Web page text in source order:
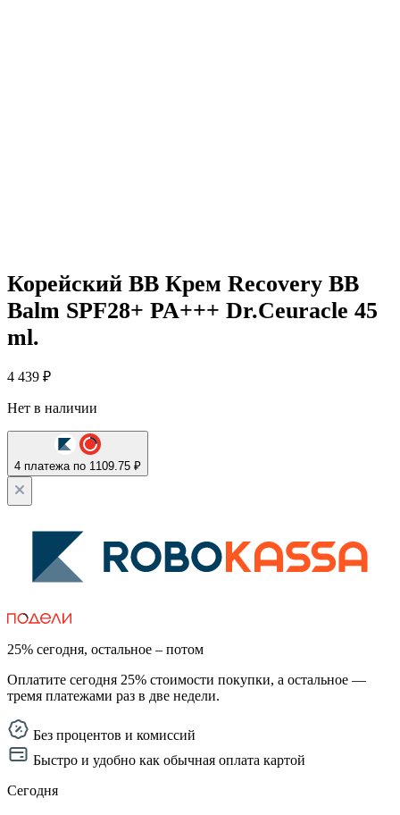
Корейский BB Крем Recovery BB
Balm SPF28+ PA+++ Dr.Ceuracle 45
ml.
4 439 ₽
Нет в наличии
4 платежа по 1109.75 ₽
25% сегодня, остальное – потом
Оплатите сегодня 25% стоимости покупки, а остальное —
тремя платежами раз в две недели.
Без процентов и комиссий
Быстро и удобно как обычная оплата картой
Сегодня